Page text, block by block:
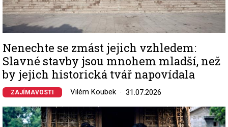
Nenechte se zmást jejich vzhledem:
Slavné stavby jsou mnohem mladší, než
by jejich historická tvář napovídala
ZAJÍMAVOSTI Vilém Koubek 31.07.2026
Image